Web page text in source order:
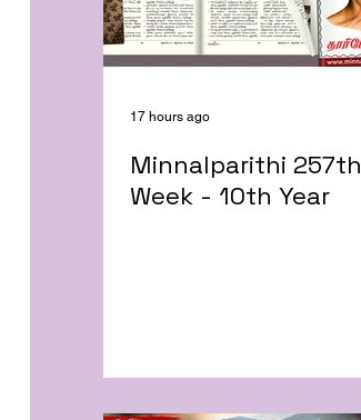
Minnalparithi 257th
Week - 10th Year
17 hours ago